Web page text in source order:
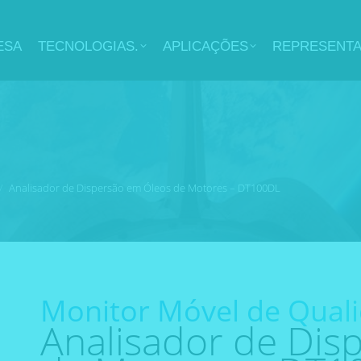
TECNOLOGIAS. APLICAÇÕES
Analisador de Dispersão em Óleos de Motores – DT100DL
Monitor Móvel de
Analisador de